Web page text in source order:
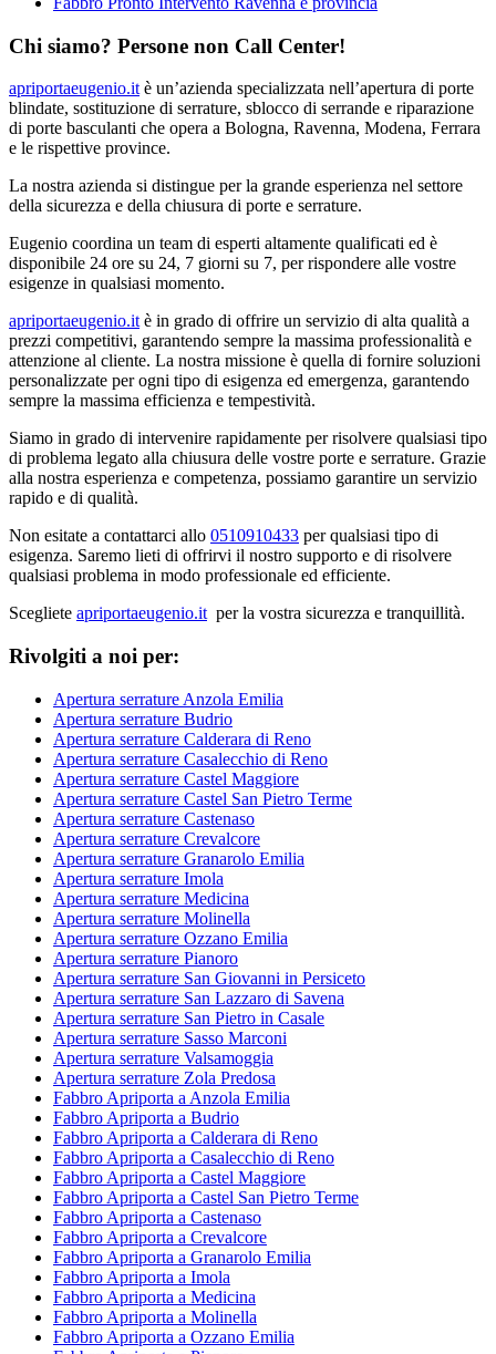
Chi siamo? Persone non Call Center!
apriportaeugenio.itè un’azienda specializzata nell’apertura di porte
blindate, sostituzione di serrature, sblocco di serrande e riparazione
di porte basculanti che opera a Bologna, Ravenna, Modena, Ferrara
e le rispettive province.
La nostra azienda si distingue per la grande esperienza nel settore
della sicurezza e della chiusura di porte e serrature.
Eugenio coordina un team di esperti altamente qualificati ed è
disponibile 24 ore su 24, 7 giorni su 7, per rispondere alle vostre
esigenze in qualsiasi momento.
apriportaeugenio.itè in grado di offrire un servizio di alta qualità a
prezzi competitivi, garantendo sempre la massima professionalità e
attenzione al cliente. La nostra missione è quella di fornire soluzioni
personalizzate per ogni tipo di esigenza ed emergenza, garantendo
sempre la massima efficienza e tempestività.
Siamo in grado di intervenire rapidamente per risolvere qualsiasi tipo
di problema legato alla chiusura delle vostre porte e serrature. Grazie
alla nostra esperienza e competenza, possiamo garantire un servizio
rapido e di qualità.
Non esitate a contattarci allo 0510910433 per qualsiasi tipo di
esigenza. Saremo lieti di offrirvi il nostro supporto e di risolvere
qualsiasi problema in modo professionale ed efficiente.
Scegliete apriportaeugenio.itper la vostra sicurezza e tranquillità.
Rivolgiti a noi per:
Apertura serrature Anzola Emilia
Apertura serrature Budrio
Apertura serrature Calderara di Reno
Apertura serrature Casalecchio di Reno
Apertura serrature Castel Maggiore
Apertura serrature Castel San Pietro Terme
Apertura serrature Castenaso
Apertura serrature Crevalcore
Apertura serrature Granarolo Emilia
Apertura serrature Imola
Apertura serrature Medicina
Apertura serrature Molinella
Apertura serrature Ozzano Emilia
Apertura serrature Pianoro
Apertura serrature San Giovanni in Persiceto
Apertura serrature San Lazzaro di Savena
Apertura serrature San Pietro in Casale
Apertura serrature Sasso Marconi
Apertura serrature Valsamoggia
Apertura serrature Zola Predosa
Fabbro Apriporta a Anzola Emilia
Fabbro Apriporta a Budrio
Fabbro Apriporta a Calderara di Reno
Fabbro Apriporta a Casalecchio di Reno
Fabbro Apriporta a Castel Maggiore
Fabbro Apriporta a Castel San Pietro Terme
Fabbro Apriporta a Castenaso
Fabbro Apriporta a Crevalcore
Fabbro Apriporta a Granarolo Emilia
Fabbro Apriporta a Imola
Fabbro Apriporta a Medicina
Fabbro Apriporta a Molinella
Fabbro Apriporta a Ozzano Emilia